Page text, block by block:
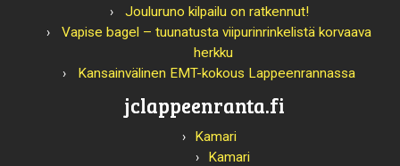
Jouluruno kilpailu on ratkennut!
Vapise bagel – tuunatusta viipurinrinkelistä korvaava
herkku
Kansainvälinen EMT-kokous Lappeenrannassa
jclappeenranta.fi
Kamari
Kamari